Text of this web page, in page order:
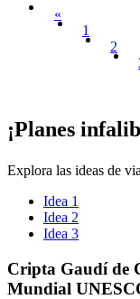
«
1
2
¡Planes
Explora las ideas de
Idea 1
Idea 2
Idea 3
Cripta Gaudí de
Mundial